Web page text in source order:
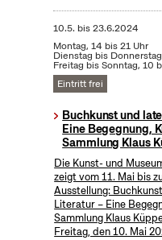
10.5. bis23.6.2024
Montag, 14 bis 21 Uhr
Dienstag bis
Freitag bis Sonntag, 10
Eintritt frei
Buchkunst und
Eine Begegnung,
Sammlung Klaus
Die Kunst- und
zeigt vom 11. Mai bis
Ausstellung:
Literatur – Eine
Sammlung Klaus
Freitag, den 10. Mai